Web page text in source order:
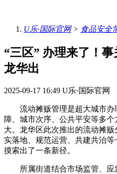
U乐·国际官网> 食品安全
“三区” 办理来了！
龙华出
2025-09-17 16:49 U乐·国际官网
流动摊贩管理是超大城市办
障、城市次序、公共平安等多
大。龙华区此次推出的流动摊
实落地、规范运营、共建共治
摸索出了一条新径。
所属街道结合市场监管、应